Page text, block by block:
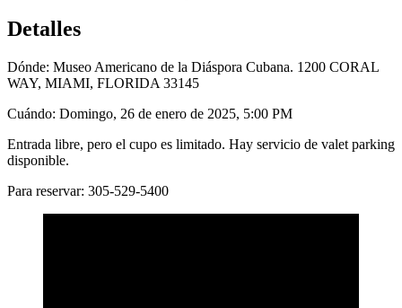
Detalles
Dónde: Museo Americano de la Diáspora Cubana. 1200 CORAL
WAY, MIAMI, FLORIDA 33145
Cuándo: Domingo, 26 de enero de 2025, 5:00 PM
Entrada libre, pero el cupo es limitado. Hay servicio de valet parking
disponible.
Para reservar: 305-529-5400